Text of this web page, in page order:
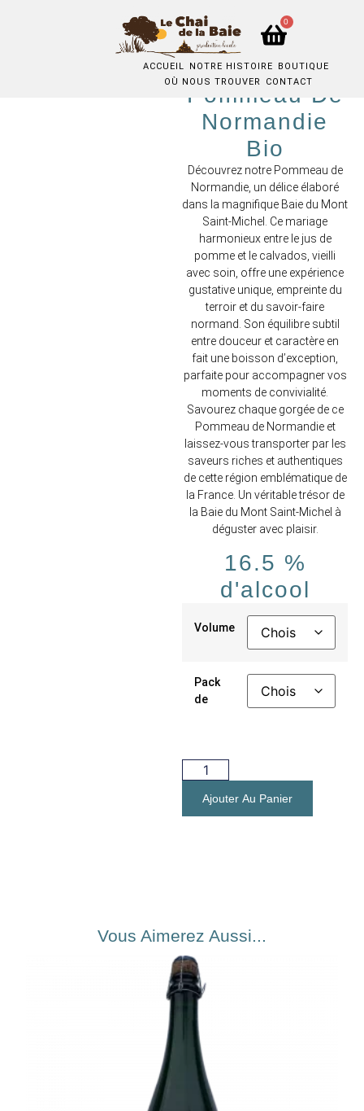
0
ACCUEIL NOTRE HISTOIRE
BOUTIQUE
OÙ NOUS TROUVER
CONTACT
Pommeau De
Normandie
Bio
Découvrez notre Pommeau de
Normandie, un délice élaboré
dans la magnifique Baie du Mont
Saint-Michel. Ce mariage
harmonieux entre le jus de
pomme et le calvados, vieilli
avec soin, offre une expérience
gustative unique, empreinte du
terroir et du savoir-faire
normand. Son équilibre subtil
entre douceur et caractère en
fait une boisson d’exception,
parfaite pour accompagner vos
moments de convivialité.
Savourez chaque gorgée de ce
Pommeau de Normandie et
laissez-vous transporter par les
saveurs riches et authentiques
de cette région emblématique de
la France. Un véritable trésor de
la Baie du Mont Saint-Michel à
déguster avec plaisir.
16.5 %
d'alcool
Volume
Pack
de
Ajouter Au Panier
Vous Aimerez Aussi...